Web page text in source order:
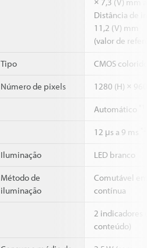
Distância de
11,2 (V) mm
(valor de
Tipo CMOS
Número de pixels 1280 (H) ×
Automático
12 μs a 9 ms
Iluminação LED branco
Método de
iluminação
Comutável
contínua
2 indicadores
conteúdo)